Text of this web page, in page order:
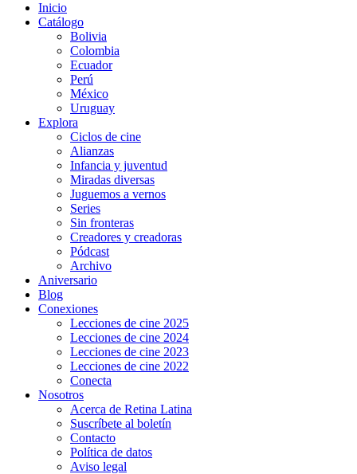
Inicio
Catálogo
Bolivia
Colombia
Ecuador
Perú
México
Uruguay
Explora
Ciclos de cine
Alianzas
Infancia y juventud
Miradas diversas
Juguemos a vernos
Series
Sin fronteras
Creadores y creadoras
Pódcast
Archivo
Aniversario
Blog
Conexiones
Lecciones de cine 2025
Lecciones de cine 2024
Lecciones de cine 2023
Lecciones de cine 2022
Conecta
Nosotros
Acerca de Retina Latina
Suscríbete al boletín
Contacto
Política de datos
Aviso legal